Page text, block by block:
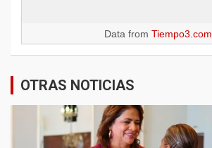
Data from Tiempo3.com
OTRAS NOTICIAS